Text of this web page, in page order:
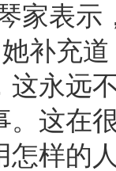
家表
补充
这永远
。这在
样的